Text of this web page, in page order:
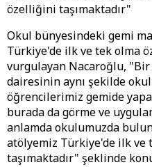
özelliğini taşımaktadır"
Okul bünyesindeki gemi
Türkiye'de ilk ve tek olma
vurgulayan Nacaroğlu,
dairesinin aynı şekilde
öğrencilerimiz gemide
burada da görme ve
anlamda okulumuzda
atölyemiz Türkiye'de ilk ve
taşımaktadır" şeklinde